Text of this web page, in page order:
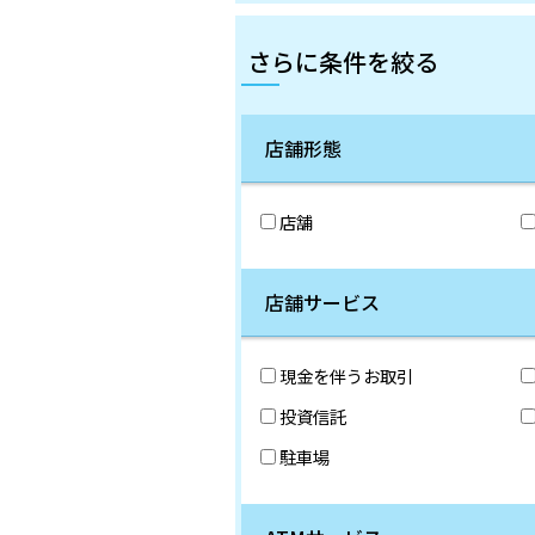
さらに条件を絞る
店舗形態
店舗
店舗サービス
現金を伴うお取引
投資信託
駐車場